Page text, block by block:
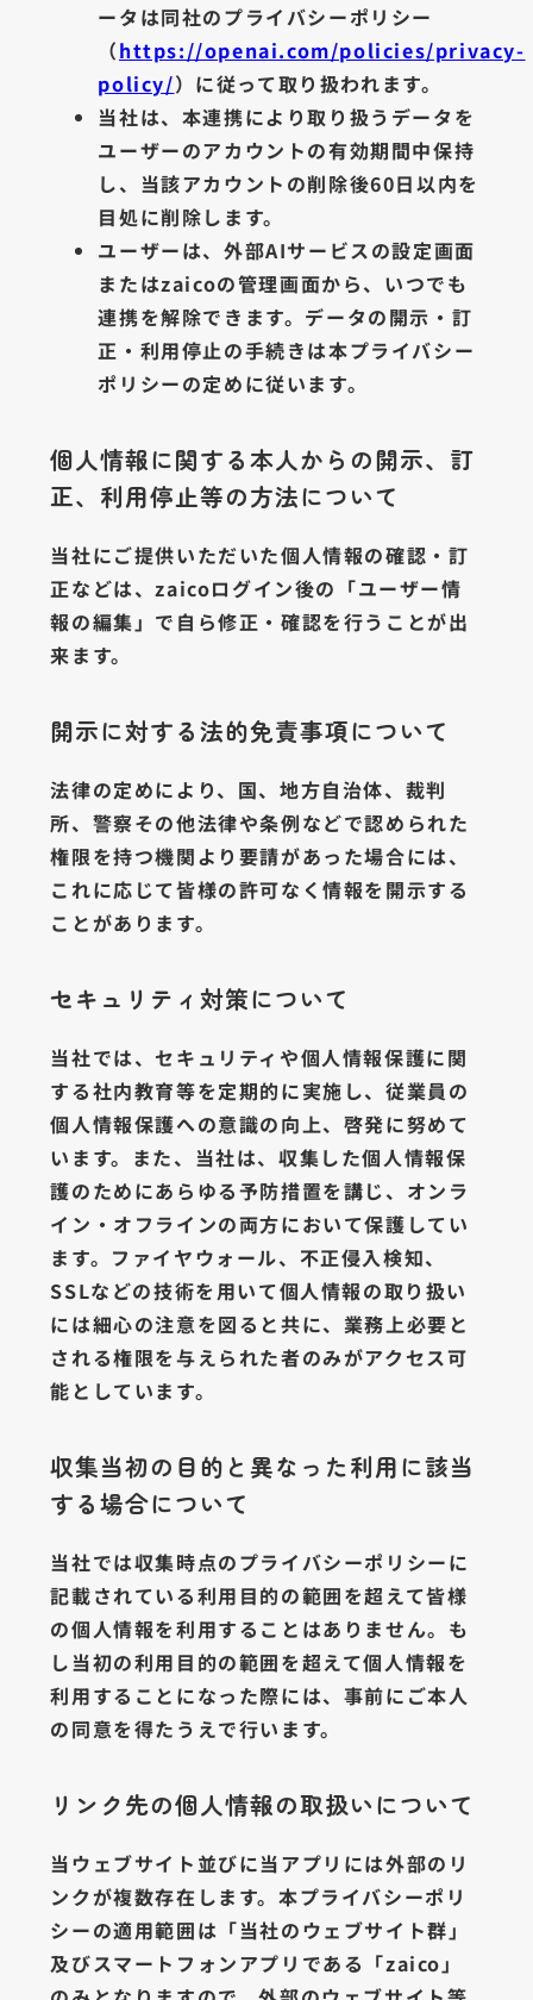
ータは同社のプライバシーポリシー
（https://openai.com/policies/privacy-
policy/）に従って取り扱われます。
当社は、本連携により取り扱うデータを
ユーザーのアカウントの有効期間中保持
し、当該アカウントの削除後60日以内を
目処に削除します。
ユーザーは、外部AIサービスの設定画面
またはzaicoの管理画面から、いつでも
連携を解除できます。データの開示・訂
正・利用停止の手続きは本プライバシー
ポリシーの定めに従います。
個人情報に関する本人からの開示、訂
正、利用停止等の方法について
当社にご提供いただいた個人情報の確認・訂
正などは、zaicoログイン後の「ユーザー情
報の編集」で自ら修正・確認を行うことが出
来ます。
開示に対する法的免責事項について
法律の定めにより、国、地方自治体、裁判
所、警察その他法律や条例などで認められた
権限を持つ機関より要請があった場合には、
これに応じて皆様の許可なく情報を開示する
ことがあります。
セキュリティ対策について
当社では、セキュリティや個人情報保護に関
する社内教育等を定期的に実施し、従業員の
個人情報保護への意識の向上、啓発に努めて
います。また、当社は、収集した個人情報保
護のためにあらゆる予防措置を講じ、オンラ
イン・オフラインの両方において保護してい
ます。ファイヤウォール、不正侵入検知、
SSLなどの技術を用いて個人情報の取り扱い
には細心の注意を図ると共に、業務上必要と
される権限を与えられた者のみがアクセス可
能としています。
収集当初の目的と異なった利用に該当
する場合について
当社では収集時点のプライバシーポリシーに
記載されている利用目的の範囲を超えて皆様
の個人情報を利用することはありません。も
し当初の利用目的の範囲を超えて個人情報を
利用することになった際には、事前にご本人
の同意を得たうえで行います。
リンク先の個人情報の取扱いについて
当ウェブサイト並びに当アプリには外部のリ
ンクが複数存在します。本プライバシーポリ
シーの適用範囲は「当社のウェブサイト群」
及びスマートフォンアプリである「zaico」